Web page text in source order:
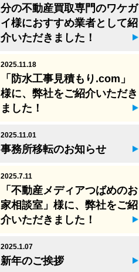
分の不動産買取専門のワケガ
イ様におすすめ業者として紹
介いただきました！
2025.11.18
「防水工事見積もり.com」
様に、弊社をご紹介いただき
ました！
2025.11.01
事務所移転のお知らせ
2025.7.11
「不動産メディアつばめのお
家相談室」様に、弊社をご紹
介いただきました！
2025.1.07
新年のご挨拶